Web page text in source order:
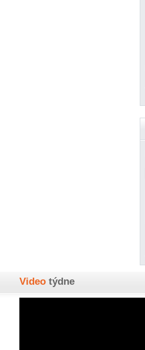
Video týdne